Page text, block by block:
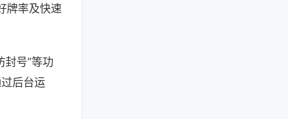
牌率及快速
封号”等功
后台运